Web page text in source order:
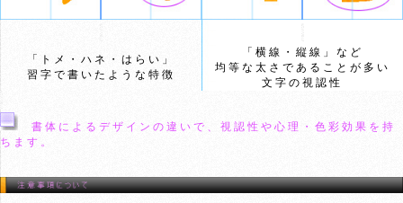
「トメ・ハネ・はらい」
習字で書いたような特徴
「横線・縦線」など
均等な太さであることが多い
文字の視認性
書体によるデザインの違いで、視認性や心理・色彩効果を持
ちます。